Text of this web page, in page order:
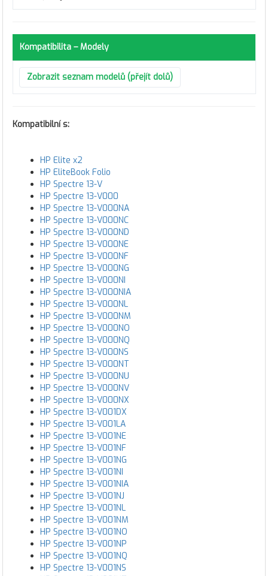
Kompatibilita – Modely
Zobrazit seznam modelů (přejít dolů)
Kompatibilní s:
HP Elite x2
HP EliteBook Folio
HP Spectre 13-V
HP Spectre 13-V000
HP Spectre 13-V000NA
HP Spectre 13-V000NC
HP Spectre 13-V000ND
HP Spectre 13-V000NE
HP Spectre 13-V000NF
HP Spectre 13-V000NG
HP Spectre 13-V000NI
HP Spectre 13-V000NIA
HP Spectre 13-V000NL
HP Spectre 13-V000NM
HP Spectre 13-V000NO
HP Spectre 13-V000NQ
HP Spectre 13-V000NS
HP Spectre 13-V000NT
HP Spectre 13-V000NU
HP Spectre 13-V000NV
HP Spectre 13-V000NX
HP Spectre 13-V001DX
HP Spectre 13-V001LA
HP Spectre 13-V001NE
HP Spectre 13-V001NF
HP Spectre 13-V001NG
HP Spectre 13-V001NI
HP Spectre 13-V001NIA
HP Spectre 13-V001NJ
HP Spectre 13-V001NL
HP Spectre 13-V001NM
HP Spectre 13-V001NO
HP Spectre 13-V001NP
HP Spectre 13-V001NQ
HP Spectre 13-V001NS